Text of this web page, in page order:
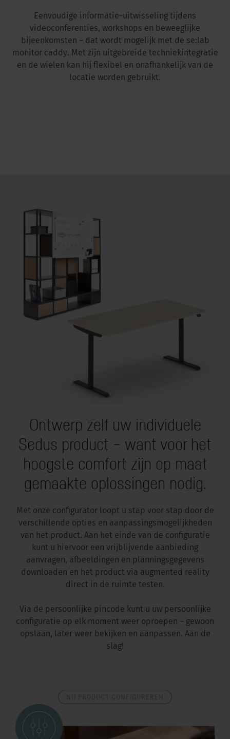
Eenvoudige informatie-uitwisseling tijdens
videoconferenties, workshops en beweeglijke
bijeenkomsten – dat wordt mogelijk met de se:lab
monitor caddy. Met zijn uitgebreide techniekintegratie
en de wielen kan hij flexibel en onafhankelijk van de
locatie worden gebruikt.
Ontwerp zelf uw individuele
Sedus product – want voor het
hoogste comfort zijn op maat
gemaakte oplossingen nodig.
Met onze configurator loopt u stap voor stap door de
verschillende opties en aanpassingsmogelijkheden
van het product. Aan het einde van de configuratie
kunt u hiervoor een vrijblijvende aanbieding
aanvragen, afbeeldingen en planningsgegevens
downloaden en het product via augmented reality
direct in de ruimte testen.
Via de persoonlijke pincode kunt u uw persoonlijke
configuratie op elk moment weer oproepen – gewoon
opslaan, later weer bekijken en aanpassen. Aan de
slag!